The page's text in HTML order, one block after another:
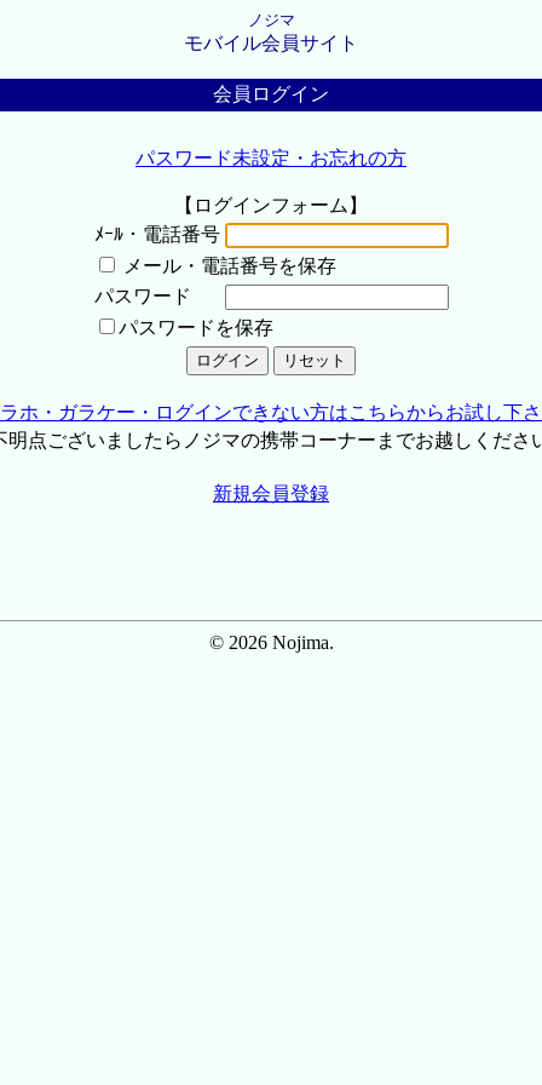
ノジマ
モバイル会員サイト
会員ログイン
パスワード未設定・お忘れの方
【ログインフォーム】
ﾒｰﾙ・電話番号
メール・電話番号を保存
パスワード
パスワードを保存
ホ・ガラケー・ログインできない方はこちらからお試し下
点ございましたらノジマの携帯コーナーまでお越しくださ
新規会員登録
© 2026 Nojima.